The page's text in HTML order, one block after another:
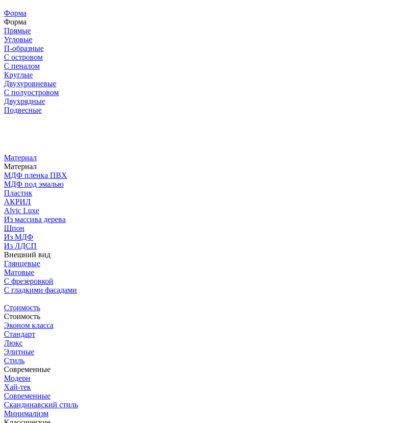
Форма
Форма
Прямые
Угловые
П-образные
С островом
С пеналом
Круглые
Двухуровневые
С полуостровом
Двухрядные
Подвесные
Материал
Материал
МДФ пленка ПВХ
МДФ под эмалью
Пластик
АКРИЛ
Alvic Luxe
Из массива дерева
Шпон
Из МДФ
Из ЛДСП
Внешний вид
Глянцевые
Матовые
С фрезеровкой
C гладкими фасадами
Стоимость
Стоимость
Эконом класса
Стандарт
Люкс
Элитные
Стиль
Современные
Модерн
Хай-тек
Современные
Скандинавский стиль
Минимализм